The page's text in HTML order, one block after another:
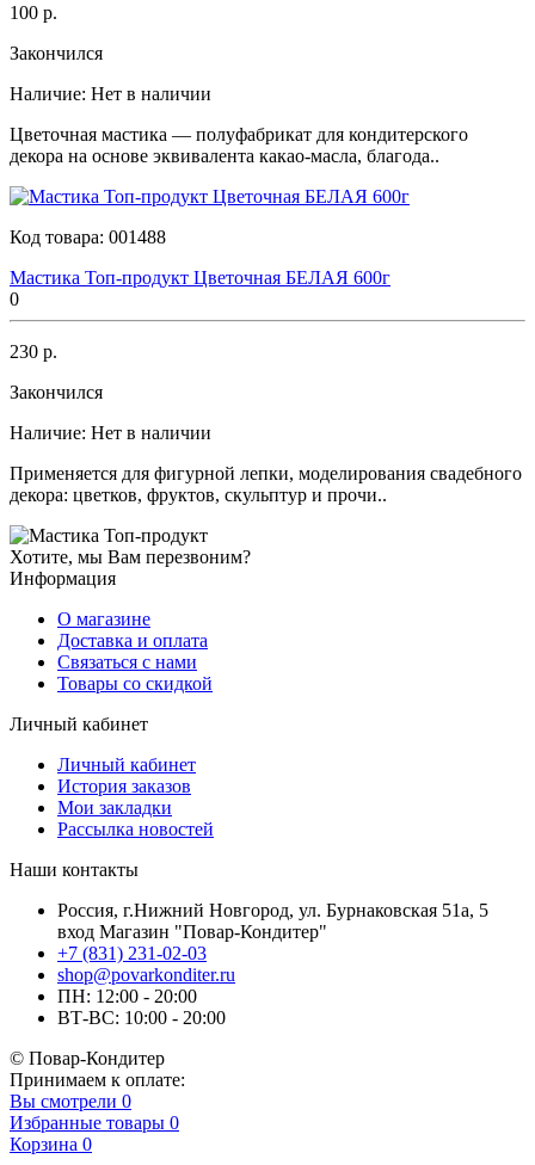
100 р.
Закончился
Наличие: Нет в наличии
Цветочная мастика — полуфабрикат для кондитерского
декора на основе эквивалента какао-масла, благода..
Код товара: 001488
Мастика Топ-продукт Цветочная БЕЛАЯ 600г
0
230 р.
Закончился
Наличие: Нет в наличии
Применяется для фигурной лепки, моделирования свадебного
декора: цветков, фруктов, скульптур и прочи..
Хотите, мы Вам перезвоним?
Информация
О магазине
Доставка и оплата
Связаться с нами
Товары со скидкой
Личный кабинет
Личный кабинет
История заказов
Мои закладки
Рассылка новостей
Наши контакты
Россия, г.Нижний Новгород, ул. Бурнаковская 51а, 5
вход Магазин "Повар-Кондитер"
+7 (831) 231-02-03
shop@povarkonditer.ru
ПН: 12:00 - 20:00
ВТ-ВС: 10:00 - 20:00
© Повар-Кондитер
Принимаем к оплате:
Вы смотрели 0
Избранные товары 0
Корзина 0